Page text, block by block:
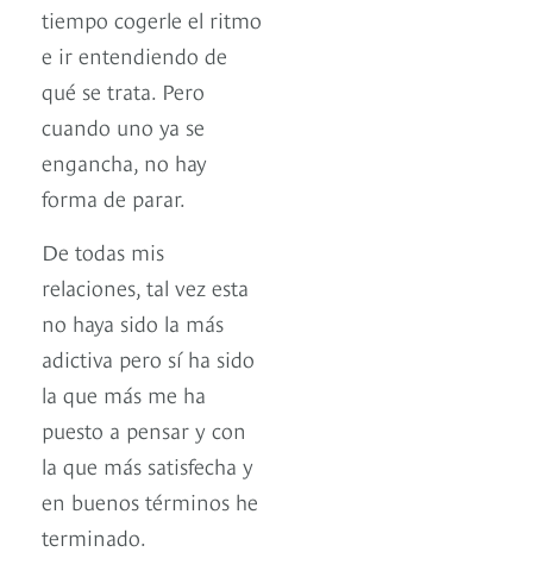
tiempo cogerle el ritmo
e ir entendiendo de
qué se trata. Pero
cuando uno ya se
engancha, no hay
forma de parar.
De todas mis
relaciones, tal vez esta
no haya sido la más
adictiva pero sí ha sido
la que más me ha
puesto a pensar y con
la que más satisfecha y
en buenos términos he
terminado.